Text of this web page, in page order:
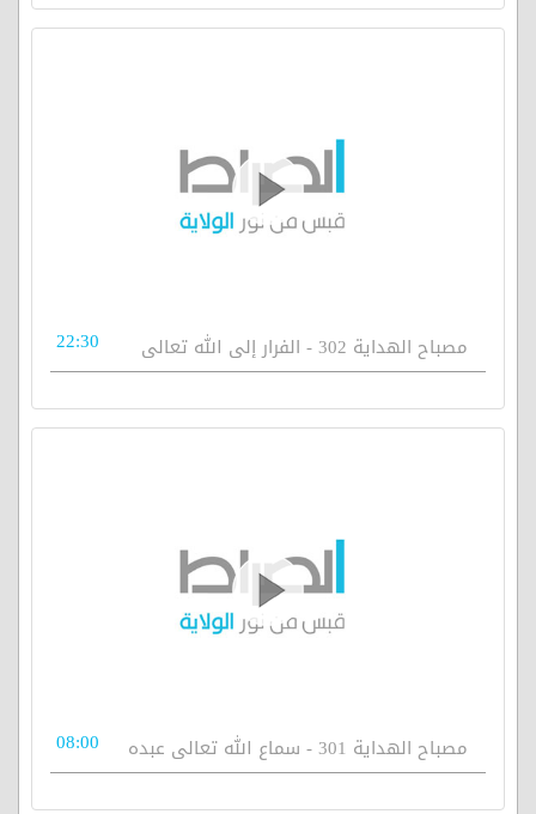
مصباح الهداية 302 - الفرار إلى الله تعالى 22:30
مصباح الهداية 301 - سماع الله تعالى عبده 08:00